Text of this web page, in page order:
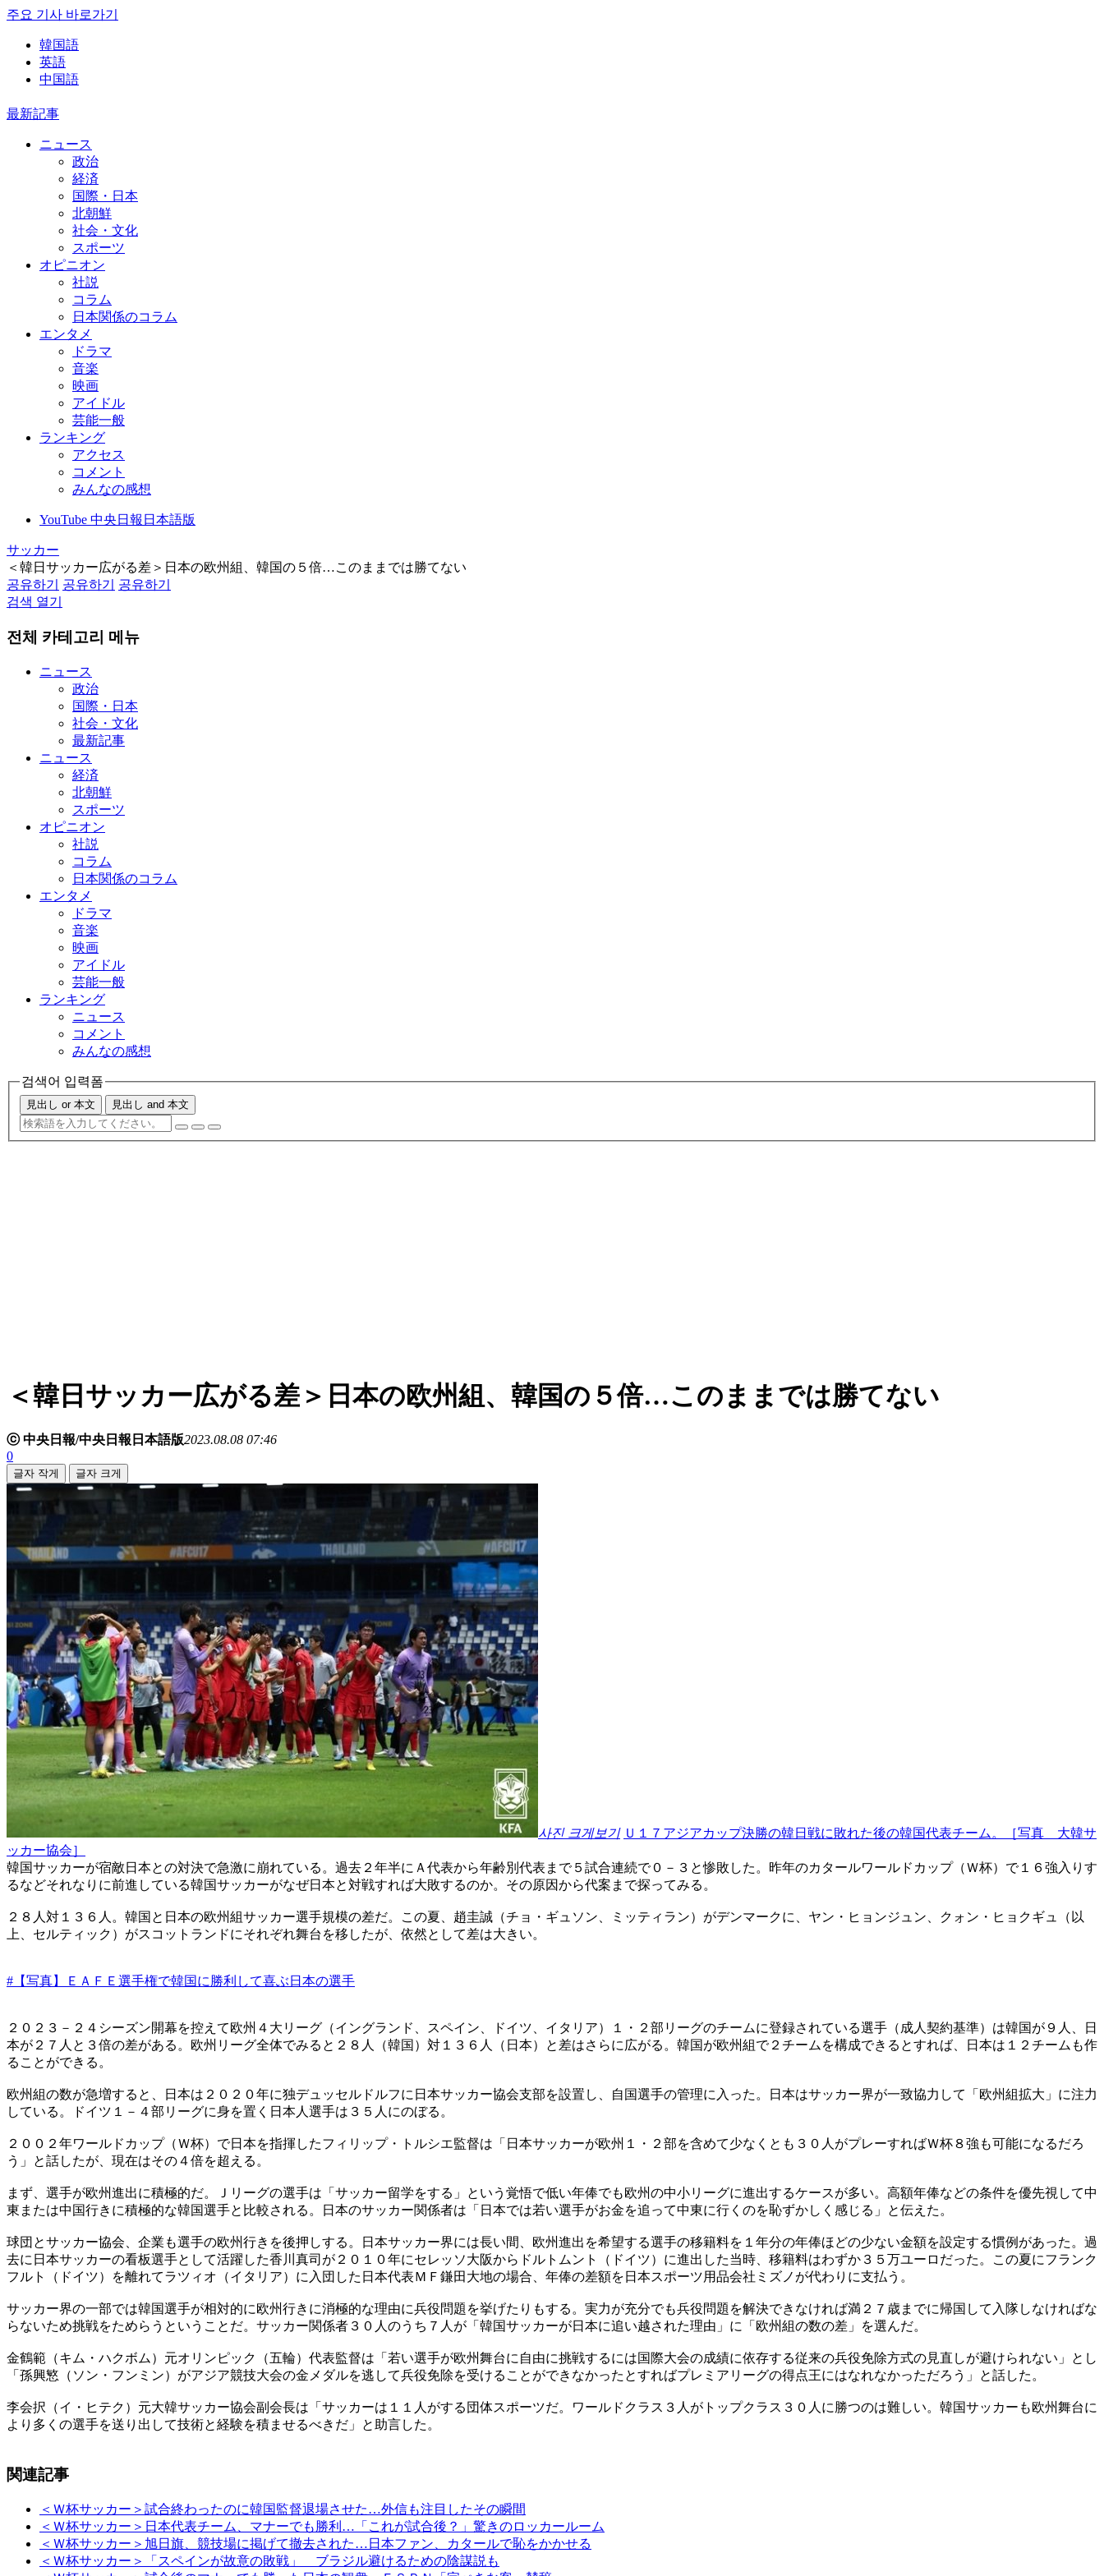
주요 기사 바로가기
韓国語
英語
中国語
最新記事
ニュース
政治
経済
国際・日本
北朝鮮
社会・文化
スポーツ
オピニオン
社説
コラム
日本関係のコラム
エンタメ
ドラマ
音楽
映画
アイドル
芸能一般
ランキング
アクセス
コメント
みんなの感想
YouTube 中央日報日本語版
サッカー
＜韓日サッカー広がる差＞日本の欧州組、韓国の５倍…このままでは勝てない
공유하기
공유하기
공유하기
검색 열기
전체 카테고리 메뉴
ニュース
政治
国際・日本
社会・文化
最新記事
ニュース
経済
北朝鮮
スポーツ
オピニオン
社説
コラム
日本関係のコラム
エンタメ
ドラマ
音楽
映画
アイドル
芸能一般
ランキング
ニュース
コメント
みんなの感想
검색어 입력폼
見出し or 本文 見出し and 本文
＜韓日サッカー広がる差＞日本の欧州組、韓国の５倍…このままでは勝てない
ⓒ 中央日報/中央日報日本語版2023.08.08 07:46
0
글자 작게 글자 크게
사진 크게보기 Ｕ１７アジアカップ決勝の韓日戦に敗れた後の韓国代表チーム。［写真 大韓サ
ッカー協会］
韓国サッカーが宿敵日本との対決で急激に崩れている。過去２年半にＡ代表から年齢別代表まで５試合連続で０－３と惨敗した。昨年のカタールワールドカップ（Ｗ杯）で１６強入りす
るなどそれなりに前進している韓国サッカーがなぜ日本と対戦すれば大敗するのか。その原因から代案まで探ってみる。
２８人対１３６人。韓国と日本の欧州組サッカー選手規模の差だ。この夏、趙圭誠（チョ・ギュソン、ミッティラン）がデンマークに、ヤン・ヒョンジュン、クォン・ヒョクギュ（以
上、セルティック）がスコットランドにそれぞれ舞台を移したが、依然として差は大きい。
#【写真】ＥＡＦＥ選手権で韓国に勝利して喜ぶ日本の選手
２０２３－２４シーズン開幕を控えて欧州４大リーグ（イングランド、スペイン、ドイツ、イタリア）１・２部リーグのチームに登録されている選手（成人契約基準）は韓国が９人、日
本が２７人と３倍の差がある。欧州リーグ全体でみると２８人（韓国）対１３６人（日本）と差はさらに広がる。韓国が欧州組で２チームを構成できるとすれば、日本は１２チームも作
ることができる。
欧州組の数が急増すると、日本は２０２０年に独デュッセルドルフに日本サッカー協会支部を設置し、自国選手の管理に入った。日本はサッカー界が一致協力して「欧州組拡大」に注力
している。ドイツ１－４部リーグに身を置く日本人選手は３５人にのぼる。
２００２年ワールドカップ（Ｗ杯）で日本を指揮したフィリップ・トルシエ監督は「日本サッカーが欧州１・２部を含めて少なくとも３０人がプレーすればＷ杯８強も可能になるだろ
う」と話したが、現在はその４倍を超える。
まず、選手が欧州進出に積極的だ。Ｊリーグの選手は「サッカー留学をする」という覚悟で低い年俸でも欧州の中小リーグに進出するケースが多い。高額年俸などの条件を優先視して中
東または中国行きに積極的な韓国選手と比較される。日本のサッカー関係者は「日本では若い選手がお金を追って中東に行くのを恥ずかしく感じる」と伝えた。
球団とサッカー協会、企業も選手の欧州行きを後押しする。日本サッカー界には長い間、欧州進出を希望する選手の移籍料を１年分の年俸ほどの少ない金額を設定する慣例があった。過
去に日本サッカーの看板選手として活躍した香川真司が２０１０年にセレッソ大阪からドルトムント（ドイツ）に進出した当時、移籍料はわずか３５万ユーロだった。この夏にフランク
フルト（ドイツ）を離れてラツィオ（イタリア）に入団した日本代表ＭＦ鎌田大地の場合、年俸の差額を日本スポーツ用品会社ミズノが代わりに支払う。
サッカー界の一部では韓国選手が相対的に欧州行きに消極的な理由に兵役問題を挙げたりもする。実力が充分でも兵役問題を解決できなければ満２７歳までに帰国して入隊しなければな
らないため挑戦をためらうということだ。サッカー関係者３０人のうち７人が「韓国サッカーが日本に追い越された理由」に「欧州組の数の差」を選んだ。
金鶴範（キム・ハクボム）元オリンピック（五輪）代表監督は「若い選手が欧州舞台に自由に挑戦するには国際大会の成績に依存する従来の兵役免除方式の見直しが避けられない」とし
「孫興慜（ソン・フンミン）がアジア競技大会の金メダルを逃して兵役免除を受けることができなかったとすればプレミアリーグの得点王にはなれなかっただろう」と話した。
李会択（イ・ヒテク）元大韓サッカー協会副会長は「サッカーは１１人がする団体スポーツだ。ワールドクラス３人がトップクラス３０人に勝つのは難しい。韓国サッカーも欧州舞台に
より多くの選手を送り出して技術と経験を積ませるべきだ」と助言した。
関連記事
＜Ｗ杯サッカー＞試合終わったのに韓国監督退場させた…外信も注目したその瞬間
＜Ｗ杯サッカー＞日本代表チーム、マナーでも勝利…「これが試合後？」驚きのロッカールーム
＜Ｗ杯サッカー＞旭日旗、競技場に掲げて撤去された…日本ファン、カタールで恥をかかせる
＜Ｗ杯サッカー＞「スペインが故意の敗戦」 ブラジル避けるための陰謀説も